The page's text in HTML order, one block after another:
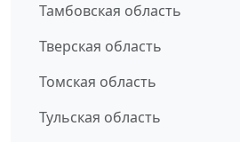
Тамбовская область
Тверская область
Томская область
Тульская область